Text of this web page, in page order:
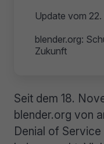
Update vom
blender.org:
Zukunft
Seit dem 18.
blender.org von
Denial of